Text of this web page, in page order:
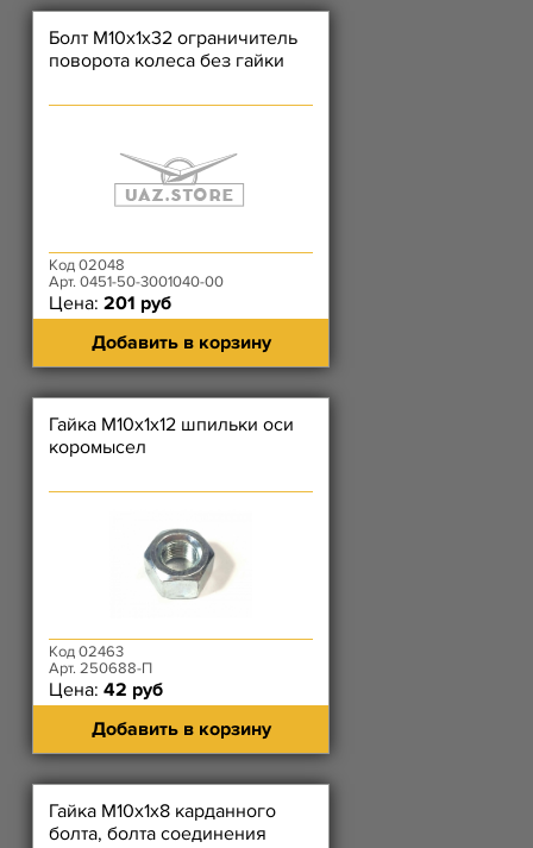
Болт М10х1х32 ограничитель
поворота колеса без гайки
Код 02048
Арт. 0451-50-3001040-00
Цена: 201 руб
Добавить в корзину
Гайка М10х1х12 шпильки оси
коромысел
Код 02463
Арт. 250688-П
Цена: 42 руб
Добавить в корзину
Гайка М10х1х8 карданного
болта, болта соединения